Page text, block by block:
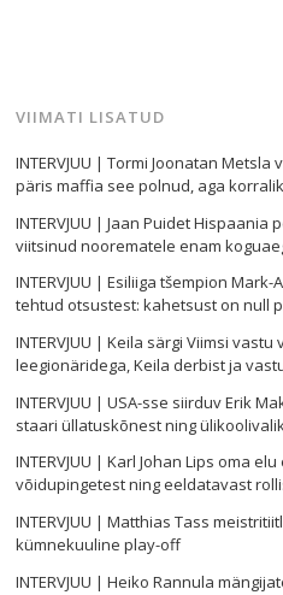
VIIMATI LISATUD
INTERVJUU | Tormi Joonatan
päris maffia see polnud, aga
INTERVJUU | Jaan Puidet
viitsinud noorematele enam
INTERVJUU | Esiliiga tšempion
tehtud otsustest: kahetsust on null
INTERVJUU | Keila särgi Viimsi
leegionäridega, Keila derbist ja
INTERVJUU | USA-sse siirduv Erik
staari üllatuskõnest ning
INTERVJUU | Karl Johan Lips oma
võidupingetest ning eeldatavast
INTERVJUU | Matthias Tass
kümnekuuline play-off
INTERVJUU | Heiko Rannula